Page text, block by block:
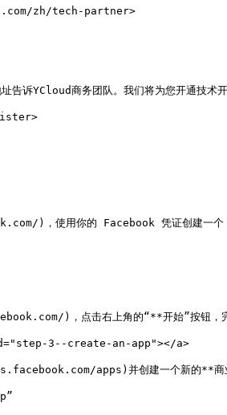
zh/tech-partner>
告诉YCloud商务团队。我们将为您开通技术开
使用你的 Facebook 凭证创建一个
)，点击右上角的“**开始”按钮，完成
3--create-an-app"></a>
apps)并创建一个新的**商业